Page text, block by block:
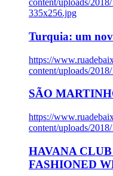
content/uploads/
335x256.jpg
Turquia: um
https://
content/uploads/
SÃO
https://
content/uploads/
HAVANA
FASHIONED